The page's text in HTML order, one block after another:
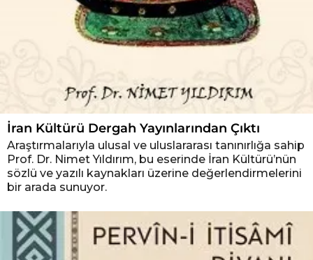
İran Kültürü Dergah Yayınlarından Çıktı
Araştırmalarıyla ulusal ve uluslararası tanınırlığa sahip
Prof. Dr. Nimet Yıldırım, bu eserinde İran Kültürü’nün
sözlü ve yazılı kaynakları üzerine değerlendirmelerini
bir arada sunuyor.